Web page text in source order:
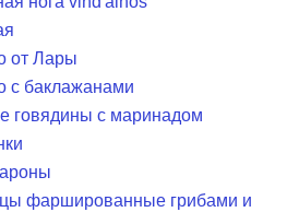
от Лары
с баклажанами
говядины с маринадом
фаршированные грибами и